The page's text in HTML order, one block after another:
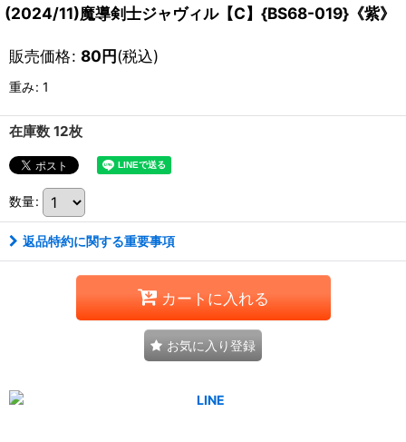
(2024/11)魔導剣士ジャヴィル【C】{BS68-019}《紫》
販売価格: 80円(税込)
重み: 1
在庫数 12枚
数量:
返品特約に関する重要事項
カートに入れる
お気に入り登録